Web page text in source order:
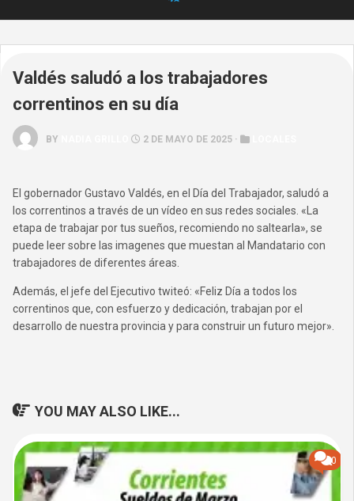
Valdés saludó a los trabajadores
correntinos en su día
BY 2 DE MAYO DE 2025 ·
El gobernador Gustavo Valdés, en el Día del Trabajador, saludó a
los correntinos a través de un vídeo en sus redes sociales. «La
etapa de trabajar por tus sueños, recomiendo no saltearla», se
puede leer sobre las imagenes que muestan al Mandatario con
trabajadores de diferentes áreas.
Además, el jefe del Ejecutivo twiteó: «Feliz Día a todos los
correntinos que, con esfuerzo y dedicación, trabajan por el
desarrollo de nuestra provincia y para construir un futuro mejor».
YOU MAY ALSO LIKE...
0